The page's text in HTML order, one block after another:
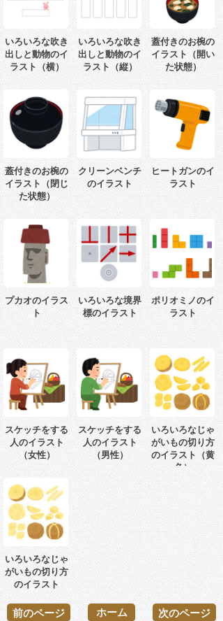
いろいろな吹き
出しと動物のイ
ラスト（横）
いろいろな吹き
出しと動物のイ
ラスト（縦）
蓋付きのお椀の
イラスト（開い
た状態）
蓋付きのお椀の
イラスト（閉じ
た状態）
クリーンベンチ
のイラスト
ヒートガンのイ
ラスト
プカオのイラス
ト
いろいろな境界
標のイラスト
ポリオミノのイ
ラスト
スケッチをする
人のイラスト
（女性）
スケッチをする
人のイラスト
（男性）
いろいろなじゃ
がいもの切り方
のイラスト（黄
色）
いろいろなじゃ
がいもの切り方
のイラスト
前のページ 次のページ
ホーム